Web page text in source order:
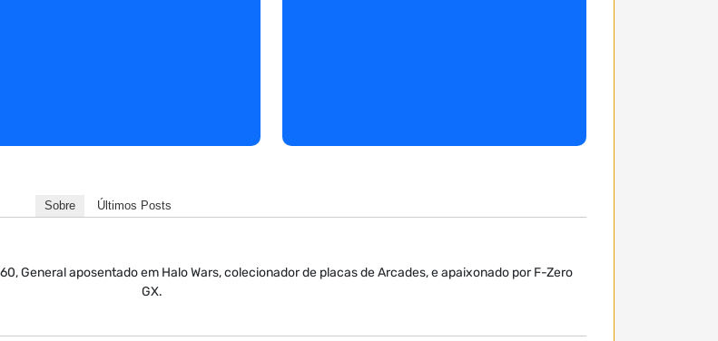
Sobre Últimos Posts
General aposentado em Halo Wars, colecionador de placas de Arcades, e apaixonado por F-Zero
GX.